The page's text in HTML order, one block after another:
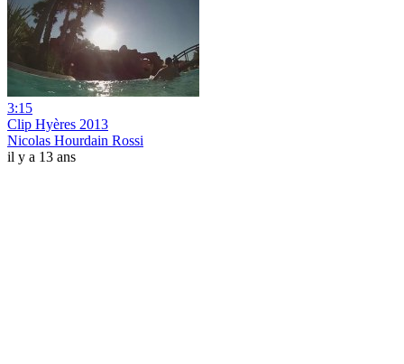
3:15
Clip Hyères 2013
Nicolas Hourdain Rossi
il y a 13 ans